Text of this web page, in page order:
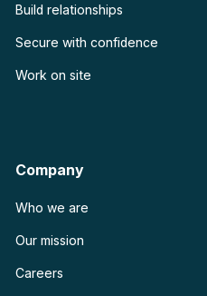
Build relationships
Secure with confidence
Work on site
Company
Who we are
Our mission
Careers